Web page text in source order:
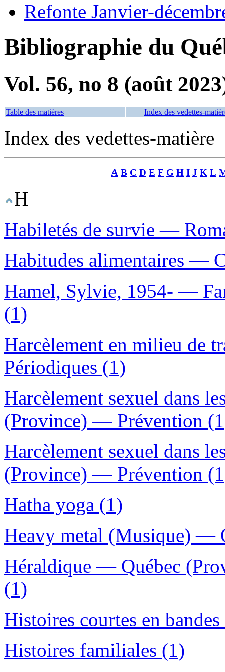
Refonte Janvier-
Bibliographie du
Vol. 56, no 8 (août
Table des matières Index des vedettes-
Index des vedettes-matière
A B C D E F G H I J K L
H
Habiletés de survie —
Habitudes alimentaires —
Hamel, Sylvie, 1954- —
(1)
Harcèlement en milieu
Périodiques (1)
Harcèlement sexuel dans
(Province) — Prévention
Harcèlement sexuel dans
(Province) — Prévention
Hatha yoga (1)
Heavy metal (Musique) —
Héraldique — Québec
(1)
Histoires courtes en
Histoires familiales (1)